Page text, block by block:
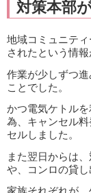
対策本部
地域コミュニテ
されたという情
作業が少しずつ
ことでした。
かつ電気ケトル
為、キャンセル
セルしました。
また翌日からは
や、コンロの貸し